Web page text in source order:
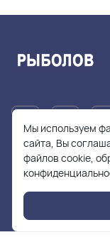
+7(905)705-
Мы используем
сайта, Вы
файлов cookie,